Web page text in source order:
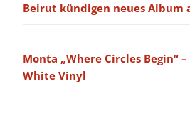
Beirut kündigen neues Album
Monta „Where Circles Begin“
White Vinyl